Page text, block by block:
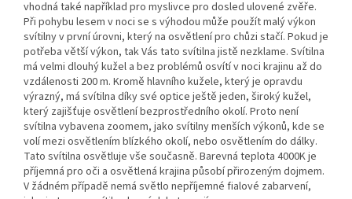
vhodná také například pro myslivce pro dosled ulovené zvěře.
Při pohybu lesem v noci se s výhodou může použít malý výkon
svítilny v první úrovni, který na osvětlení pro chůzi stačí. Pokud je
potřeba větší výkon, tak Vás tato svítilna jistě nezklame. Svítilna
má velmi dlouhý kužel a bez problémů osvítí v noci krajinu až do
vzdálenosti 200 m. Kromě hlavního kužele, který je opravdu
výrazný, má svítilna díky své optice ještě jeden, široký kužel,
který zajišťuje osvětlení bezprostředního okolí. Proto není
svítilna vybavena zoomem, jako svítilny menších výkonů, kde se
volí mezi osvětlením blízkého okolí, nebo osvětlením do dálky.
Tato svítilna osvětluje vše současně. Barevná teplota 4000K je
příjemná pro oči a osvětlená krajina působí přirozeným dojmem.
V žádném případě nemá světlo nepříjemné fialové zabarvení,